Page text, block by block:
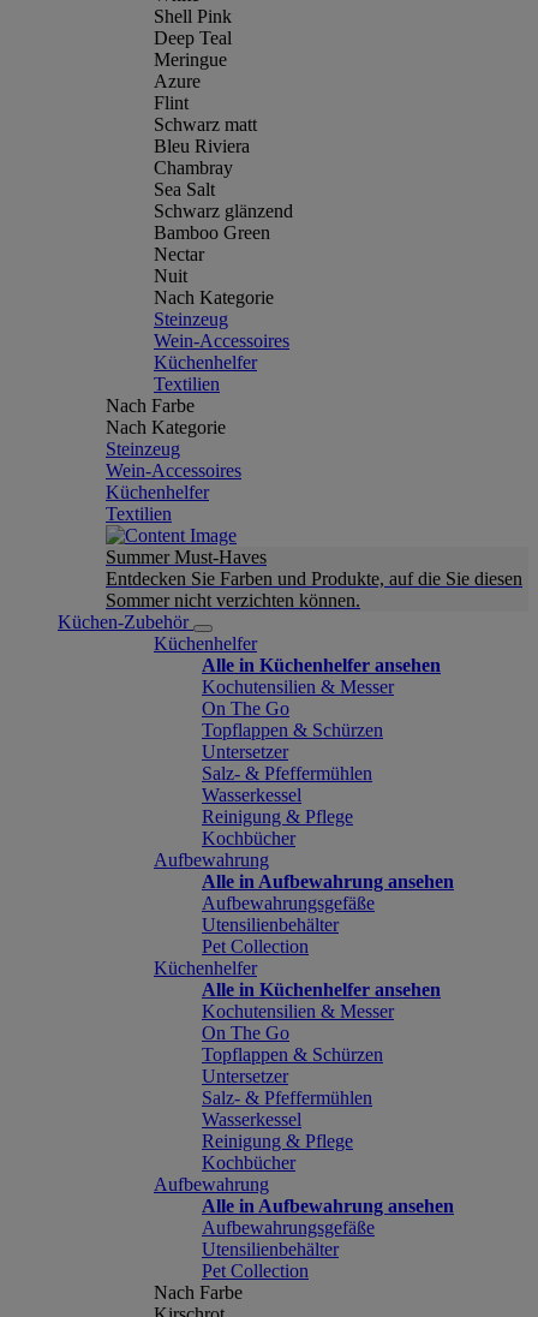
Shell Pink
Deep Teal
Meringue
Azure
Flint
Schwarz matt
Bleu Riviera
Chambray
Sea Salt
Schwarz glänzend
Bamboo Green
Nectar
Nuit
Nach Kategorie
Steinzeug
Wein-Accessoires
Küchenhelfer
Textilien
Nach Farbe
Nach Kategorie
Steinzeug
Wein-Accessoires
Küchenhelfer
Textilien
Summer Must-Haves
Entdecken Sie Farben und Produkte, auf die Sie diesen
Sommer nicht verzichten können.
Küchen-Zubehör
Küchenhelfer
Alle in Küchenhelfer ansehen
Kochutensilien & Messer
On The Go
Topflappen & Schürzen
Untersetzer
Salz- & Pfeffermühlen
Wasserkessel
Reinigung & Pflege
Kochbücher
Aufbewahrung
Alle in Aufbewahrung ansehen
Aufbewahrungsgefäße
Utensilienbehälter
Pet Collection
Küchenhelfer
Alle in Küchenhelfer ansehen
Kochutensilien & Messer
On The Go
Topflappen & Schürzen
Untersetzer
Salz- & Pfeffermühlen
Wasserkessel
Reinigung & Pflege
Kochbücher
Aufbewahrung
Alle in Aufbewahrung ansehen
Aufbewahrungsgefäße
Utensilienbehälter
Pet Collection
Nach Farbe